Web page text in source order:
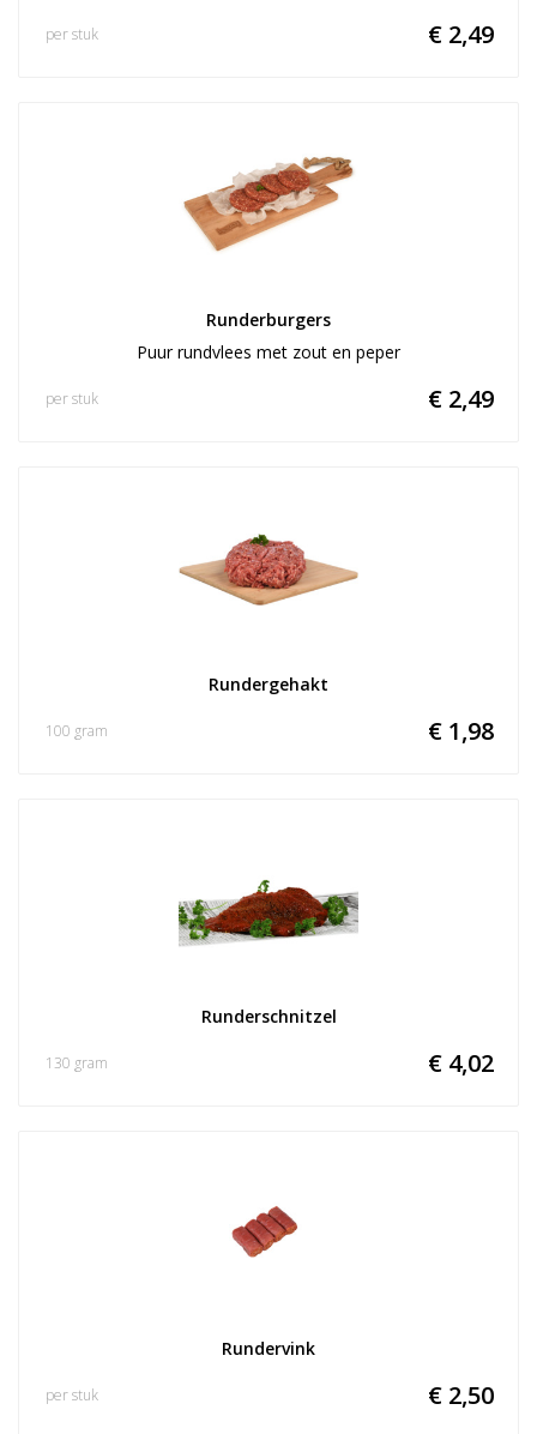
€ 2,49
per stuk
Runderburgers
Puur rundvlees met zout en peper
€ 2,49
per stuk
Rundergehakt
€ 1,98
100 gram
Runderschnitzel
€ 4,02
130 gram
Rundervink
€ 2,50
per stuk